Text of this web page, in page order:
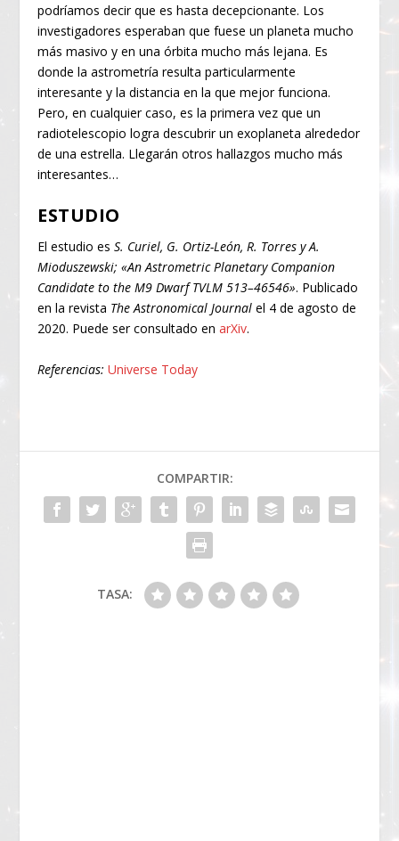
podríamos decir que es hasta decepcionante. Los
investigadores esperaban que fuese un planeta mucho
más masivo y en una órbita mucho más lejana. Es
donde la astrometría resulta particularmente
interesante y la distancia en la que mejor funciona.
Pero, en cualquier caso, es la primera vez que un
radiotelescopio logra descubrir un exoplaneta alrededor
de una estrella. Llegarán otros hallazgos mucho más
interesantes…
ESTUDIO
El estudio esS. Curiel, G. Ortiz-León, R. Torres y A.
Mioduszewski; «An Astrometric Planetary Companion
Candidate to the M9 Dwarf TVLM 513–46546». Publicado
en la revista The Astronomical Journal el 4 de agosto de
2020. Puede ser consultado enarXiv.
Referencias:Universe Today
COMPARTIR:
TASA: